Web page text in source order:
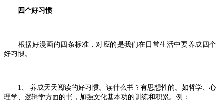
四个好习惯
根据好漫画的四条标准，对应的是我们在日常生活中要养成四个
好习惯。
1、 养成天天阅读的好习惯。读什么书？有思想性的。如哲学、心
理学、逻辑学方面的书，加强文化基本功的训练和积累。例：